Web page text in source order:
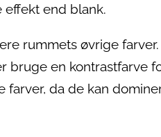
end blank.
rummets øvrige
bruge en kontrastfarve
da de kan